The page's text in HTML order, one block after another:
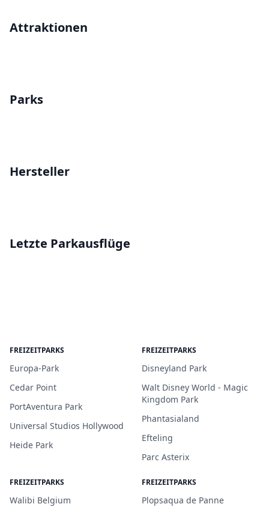
Attraktionen
Parks
Hersteller
Letzte Parkausflüge
FREIZEITPARKS
Europa-Park
Cedar Point
PortAventura Park
Universal Studios Hollywood
Heide Park
FREIZEITPARKS
Disneyland Park
Walt Disney World - Magic
Kingdom Park
Phantasialand
Efteling
Parc Asterix
FREIZEITPARKS
Walibi Belgium
FREIZEITPARKS
Plopsaqua de Panne